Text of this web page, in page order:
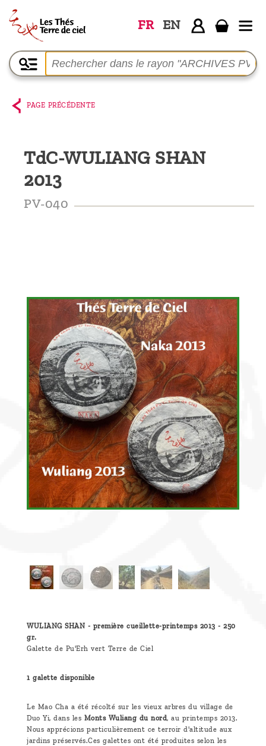
FR EN
Accueil
La
boutique
Parmi les
producteurs,
le thé
Comment
infuser
votre thé
Contactez-
nous !
PAGE PRÉCÉDENTE
TdC-WULIANG SHAN
2013
PV-040
WULIANG SHAN - première cueillette-printemps 2013 - 250
gr.
Galette de Pu'Erh vert Terre de Ciel
1 galette disponible
Le Mao Cha a été récolté sur les vieux arbres du village de
Duo Yi, dans les Monts Wuliang du nord, au printemps 2013.
Nous apprécions particulièrement ce terroir d'altitude aux
jardins préservés.Ces galettes ont été produites selon les